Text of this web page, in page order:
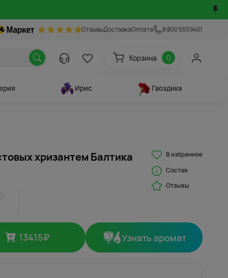
ОтзывыДоставкаОплата 8 800 5559401
Корзина 0
Ирис Гвоздика
хризантем Балтика
В избранное
Состав
Отзывы
13415₽ Узнать аромат